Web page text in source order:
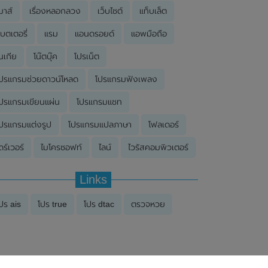
าส์ เรื่องหลอกลวง เว็บไซต์ แท็บเล็ต
ตเตอรี่ แรม แอนดรอยด์ แอพมือถือ
เกีย โน๊ตบุ๊ค โปรเน็ต
รแกรมช่วยดาวน์โหลด โปรแกรมฟังเพลง
รแกรมเขียนแผ่น โปรแกรมแชท
รแกรมแต่งรูป โปรแกรมแปลภาษา โฟลเดอร์
ร์เวอร์ ไมโครซอฟท์ ไลน์ ไวรัสคอมพิวเตอร์
Links
ร ais โปร true โปร dtac ตรวจหวย